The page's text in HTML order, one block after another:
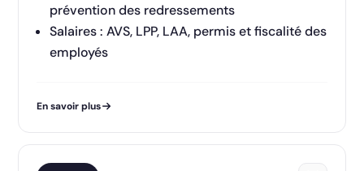
prévention des redressements
Salaires : AVS, LPP, LAA, permis et fiscalité des
employés
En savoir plus